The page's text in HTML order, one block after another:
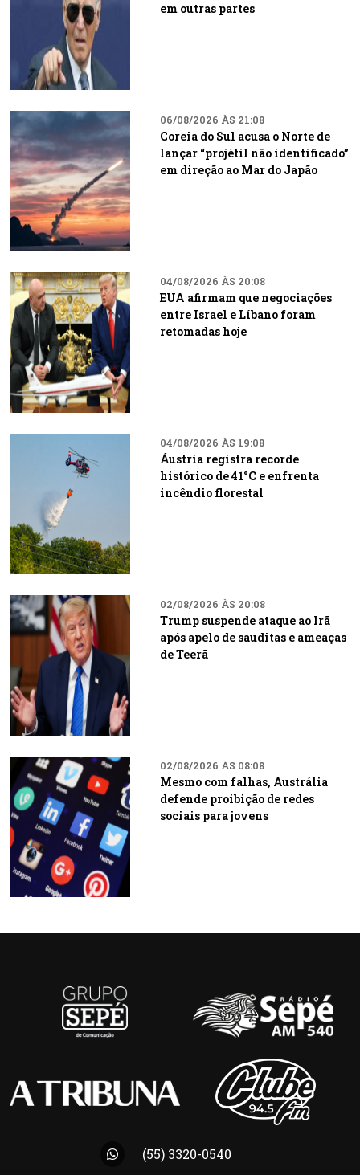
em outras partes
06/08/2026 ÀS 21:08
Coreia do Sul acusa o Norte de
lançar “projétil não identificado”
em direção ao Mar do Japão
04/08/2026 ÀS 20:08
EUA afirmam que negociações
entre Israel e Líbano foram
retomadas hoje
04/08/2026 ÀS 19:08
Áustria registra recorde
histórico de 41°C e enfrenta
incêndio florestal
02/08/2026 ÀS 20:08
Trump suspende ataque ao Irã
após apelo de sauditas e ameaças
de Teerã
02/08/2026 ÀS 08:08
Mesmo com falhas, Austrália
defende proibição de redes
sociais para jovens
(55) 3320-0540